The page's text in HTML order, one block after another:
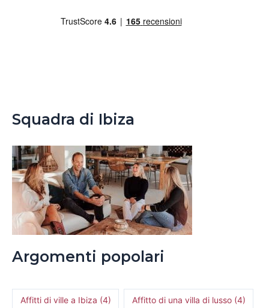
Squadra di Ibiza
Argomenti popolari
Affitti di ville a Ibiza (4) Affitto di una villa di lusso(4)